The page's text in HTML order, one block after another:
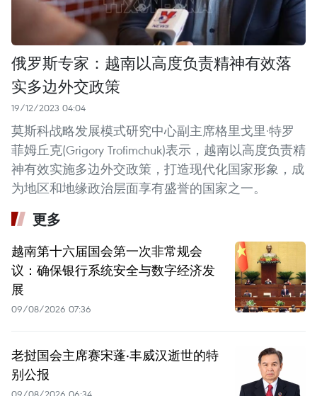
俄罗斯专家：越南以高度负责精神有效落
实多边外交政策
19/12/2023 04:04
莫斯科战略发展模式研究中心副主席格里戈里·特罗
菲姆丘克(Grigory Trofimchuk)表示，越南以高度负责精
神有效实施多边外交政策，打造现代化国家形象，成
为地区和地缘政治层面享有盛誉的国家之一。
更多
越南第十六届国会第一次非常规会
议：确保银行系统安全与数字经济发
展
09/08/2026 07:36
老挝国会主席赛宋蓬·丰威汉逝世的特
别公报